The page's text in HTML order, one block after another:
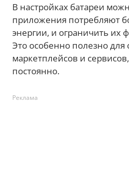
В настройках батареи
приложения потребляют
энергии, и ограничить их
Это особенно полезно для
маркетплейсов и
постоянно.
Реклама